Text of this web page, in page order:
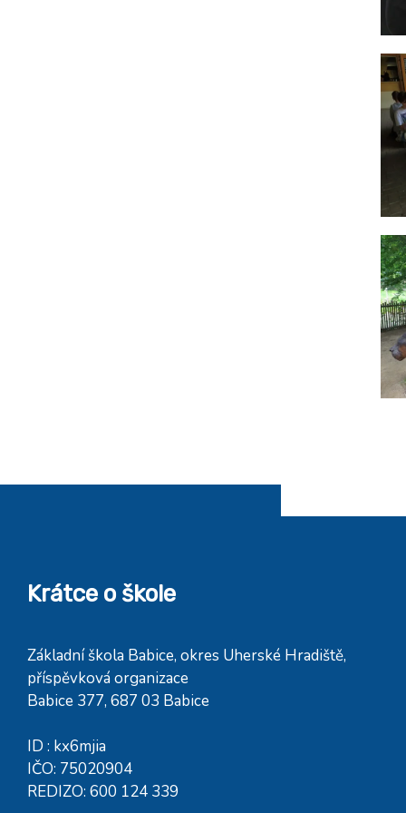
Krátce o škole
Základní škola Babice, okres Uherské Hradiště,
příspěvková organizace
Babice 377, 687 03 Babice
ID : kx6mjia
IČO: 75020904
REDIZO: 600 124 339